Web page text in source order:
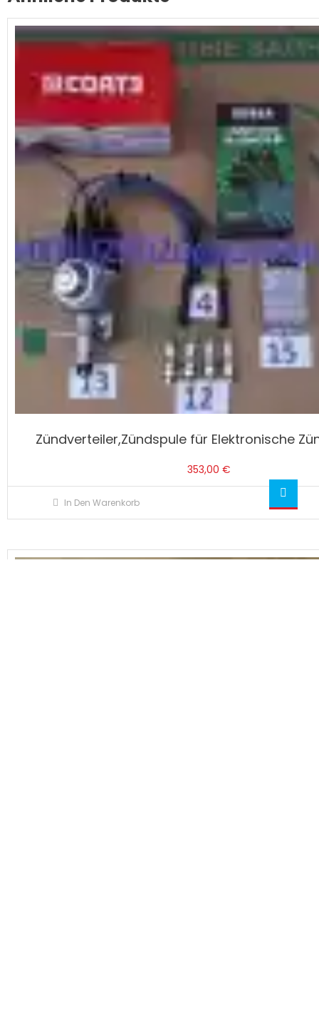
Zündverteiler,Zündspule für Elektronische
353,00 €
In Den Warenkorb